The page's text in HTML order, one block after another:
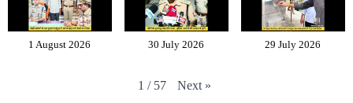
1 August 2026 30 July 2026 29 July 2026
1 / 57 Next »